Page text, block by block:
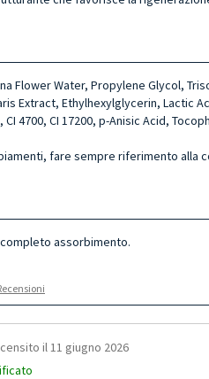
Flower Water, Propylene Glycol,
Extract, Ethylhexylglycerin, Lactic
4700, CI 17200, p-Anisic Acid,
fare sempre riferimento
assorbimento.
il 11 giugno 2026